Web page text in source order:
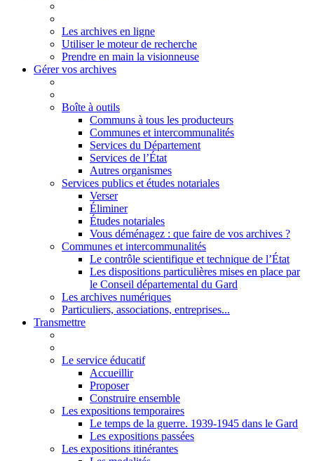
Les archives en ligne
Utiliser le moteur de recherche
Prendre en main la visionneuse
Gérer vos archives
Boîte à outils
Communs à tous les producteurs
Communes et intercommunalités
Services du Département
Services de l’État
Autres organismes
Services publics et études notariales
Verser
Éliminer
Études notariales
Vous déménagez : que faire de vos archives ?
Communes et intercommunalités
Le contrôle scientifique et technique de l’État
Les dispositions particulières mises en place par
le Conseil départemental du Gard
Les archives numériques
Particuliers, associations, entreprises...
Transmettre
Le service éducatif
Accueillir
Proposer
Construire ensemble
Les expositions temporaires
Le temps de la guerre. 1939-1945 dans le Gard
Les expositions passées
Les expositions itinérantes